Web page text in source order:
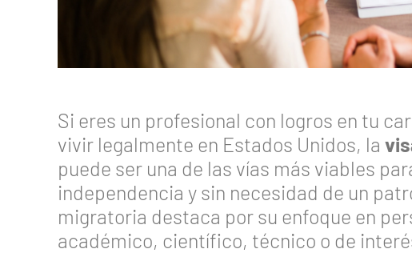
Si eres un profesional con logros en tu
vivir legalmente en Estados Unidos, la
puede ser una de las vías más viables
independencia y sin necesidad de un
migratoria destaca por su enfoque en
académico, científico, técnico o de